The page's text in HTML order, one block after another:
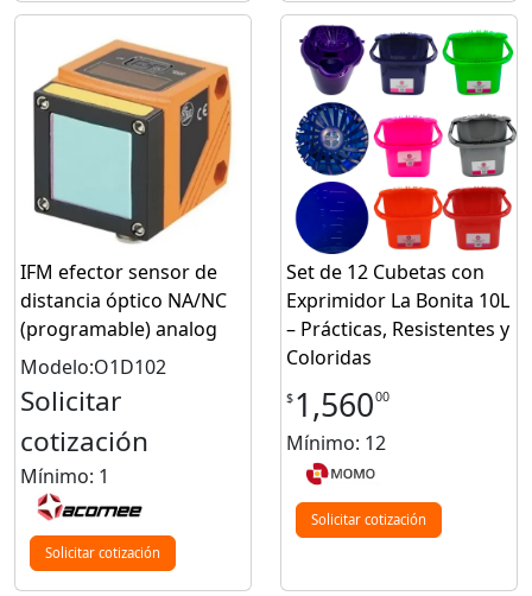
IFM efector sensor de
distancia óptico NA/NC
(programable) analog
Modelo:O1D102
Solicitar
cotización
Mínimo: 1
Solicitar cotización
Set de 12 Cubetas con
Exprimidor La Bonita 10L
– Prácticas, Resistentes y
Coloridas
$ 1,56000
Mínimo: 12
Solicitar cotización